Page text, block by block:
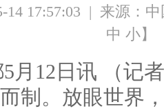
14 17:57:03 | 来源：
中 小】
月12日讯 （记
制。放眼世界